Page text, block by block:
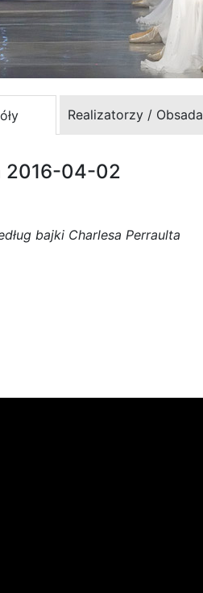
Realizatorzy / Obsada
2016-04-02
bajki Charlesa Perraulta